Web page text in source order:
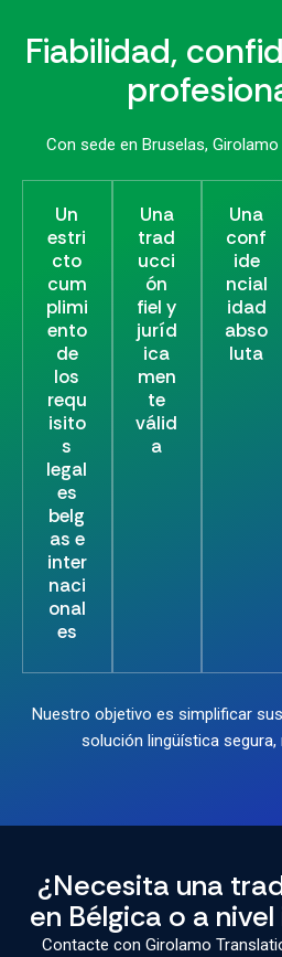
Fiabilidad,
Con sede en Bruselas,
Un
estri
cto
cum
plimi
ento
de
los
requ
isito
s
legal
es
belg
as e
inter
naci
onal
es
Una
trad
ucci
ón
fiel y
juríd
ica
men
te
válid
a
Una
conf
ide
ncial
idad
abso
luta
Nuestro objetivo es simplificar
solución lingüística segura,
¿Necesita una
en Bélgica o a
Contacte con Girolamo